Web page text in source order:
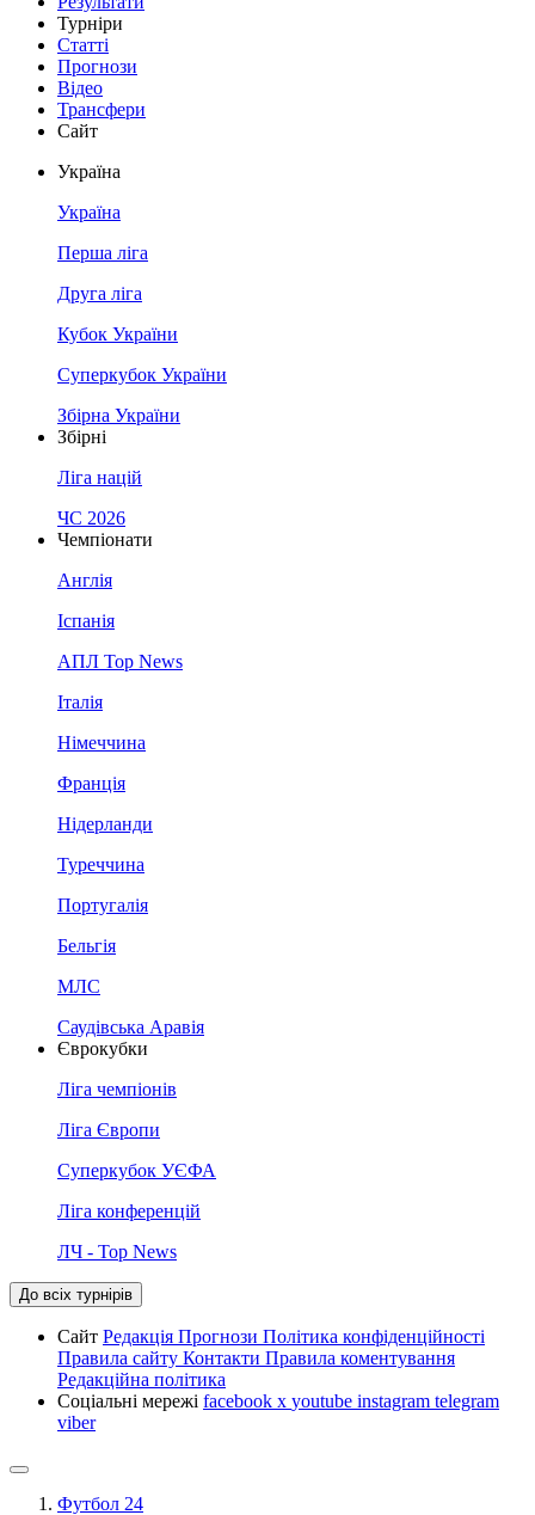
Турніри
Статті
Прогнози
Відео
Трансфери
Сайт
Україна
Україна
Перша ліга
Друга ліга
Кубок України
Суперкубок України
Збірна України
Збірні
Ліга націй
ЧС 2026
Чемпіонати
Англія
Іспанія
АПЛ Top News
Італія
Німеччина
Франція
Нідерланди
Туреччина
Португалія
Бельгія
МЛС
Саудівська Аравія
Єврокубки
Ліга чемпіонів
Ліга Європи
Суперкубок УЄФА
Ліга конференцій
ЛЧ - Top News
До всіх турнірів
Сайт Редакція Прогнози Політика конфіденційності
Правила сайту Контакти Правила коментування
Редакційна політика
Соціальні мережі facebook x youtube instagram telegram
viber
Футбол 24